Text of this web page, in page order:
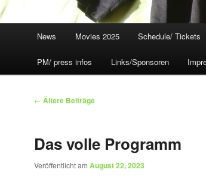
News Movies 2025 Schedule/ Tickets
PM/ press infos Links/Sponsoren
Beitragsnavigation
← Ältere Beiträge
Das volle Programm
Veröffentlicht am August 22, 2023